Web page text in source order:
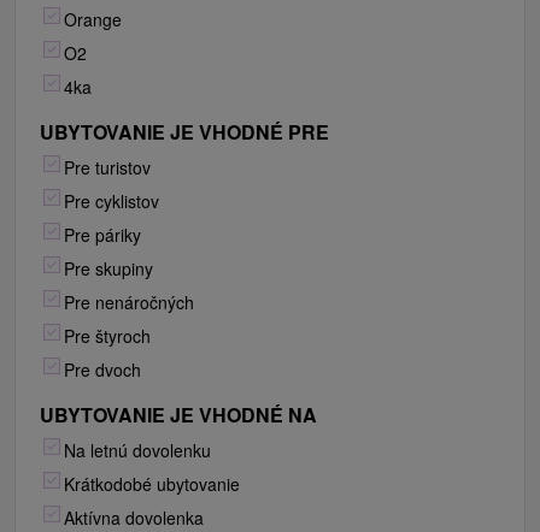
Orange
O2
4ka
UBYTOVANIE JE VHODNÉ PRE
Pre turistov
Pre cyklistov
Pre páriky
Pre skupiny
Pre nenáročných
Pre štyroch
Pre dvoch
UBYTOVANIE JE VHODNÉ NA
Na letnú dovolenku
Krátkodobé ubytovanie
Aktívna dovolenka